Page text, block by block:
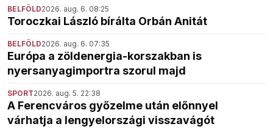
BELFÖLD2026. aug. 6. 08:25
Toroczkai László bírálta Orbán Anitát
BELFÖLD2026. aug. 6. 07:35
Európa a zöldenergia-korszakban is
nyersanyagimportra szorul majd
SPORT2026. aug. 5. 22:38
A Ferencváros győzelme után előnnyel
várhatja a lengyelországi visszavágót